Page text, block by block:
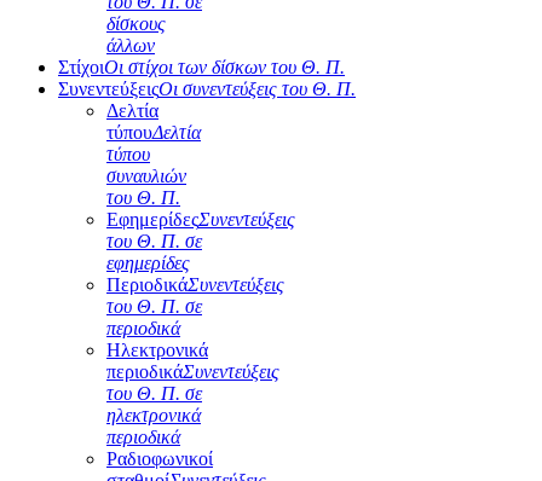
δίσκους
άλλων
ΣτίχοιΟι στίχοι των δίσκων του Θ. Π.
ΣυνεντεύξειςΟι συνεντεύξεις του Θ. Π.
Δελτία
τύπουΔελτία
τύπου
συναυλιών
του Θ. Π.
ΕφημερίδεςΣυνεντεύξεις
του Θ. Π. σε
εφημερίδες
ΠεριοδικάΣυνεντεύξεις
του Θ. Π. σε
περιοδικά
Ηλεκτρονικά
περιοδικάΣυνεντεύξεις
του Θ. Π. σε
ηλεκτρονικά
περιοδικά
Ραδιοφωνικοί